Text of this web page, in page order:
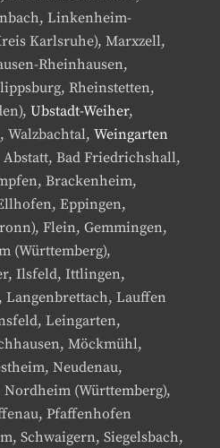
Linkenheim-
Karlsruhe), Marxzell,
Rheinhausen,
Rheinstetten,
Ubstadt-Weiher,
Walzbachtal, Weingarten
Abstatt, Bad Friedrichshall,
Brackenheim,
Eppingen,
Flein, Gemmingen,
(Württemberg),
Ilsfeld, Ittlingen,
Langenbrettach, Lauffen
Leingarten,
Möckmühl,
Neudenau,
(Württemberg),
Pfaffenhofen
Schwaigern, Siegelsbach,